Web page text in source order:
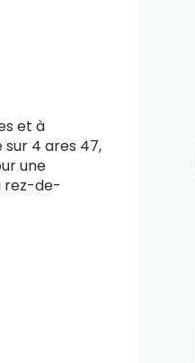
et à
4 ares 47,
une
rez-de-
et salle
Le corps
WC,